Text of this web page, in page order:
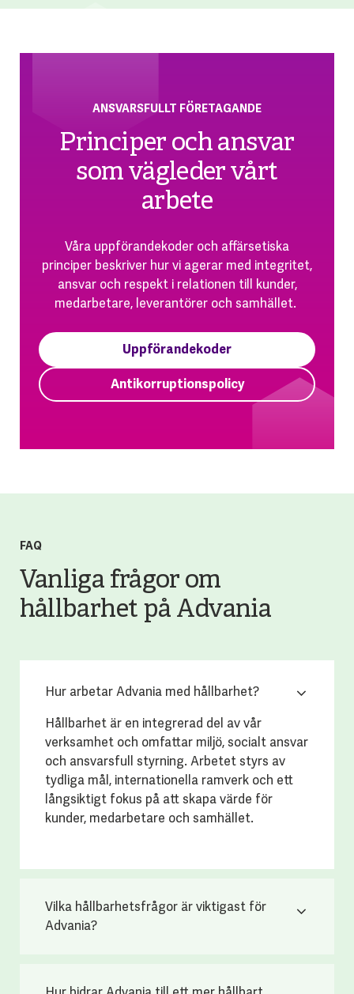
ANSVARSFULLT FÖRETAGANDE
Principer och ansvar
som vägleder vårt
arbete
Våra uppförandekoder och affärsetiska
principer beskriver hur vi agerar med integritet,
ansvar och respekt i relationen till kunder,
medarbetare, leverantörer och samhället.
Uppförandekoder
Antikorruptionspolicy
FAQ
Vanliga frågor om
hållbarhet på Advania
Hur arbetar Advania med hållbarhet?
Hållbarhet är en integrerad del av vår
verksamhet och omfattar miljö, socialt ansvar
och ansvarsfull styrning. Arbetet styrs av
tydliga mål, internationella ramverk och ett
långsiktigt fokus på att skapa värde för
kunder, medarbetare och samhället.
Vilka hållbarhetsfrågor är viktigast för
Advania?